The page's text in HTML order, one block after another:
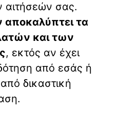
αιτήσεών σας.
αποκαλύπτει τα
και των
, εκτός αν έχει
από εσάς ή
δικαστική